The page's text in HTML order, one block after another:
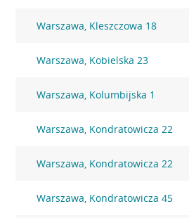
Warszawa, Kleszczowa 18
Warszawa, Kobielska 23
Warszawa, Kolumbijska 1
Warszawa, Kondratowicza 22
Warszawa, Kondratowicza 22
Warszawa, Kondratowicza 45